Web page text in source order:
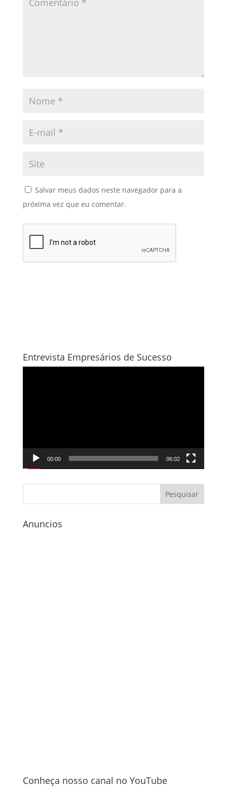
Salvar meus dados neste navegador para a
próxima vez que eu comentar.
Entrevista Empresários de Sucesso
00:00 06:02
Anuncios
Conheça nosso canal no YouTube